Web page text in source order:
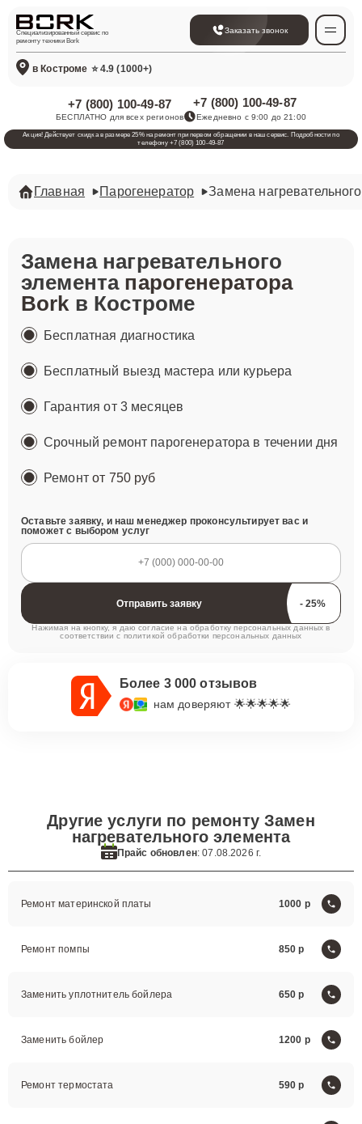
Специализированный сервис по
ремонту техники Bork
Заказать звонок
в Костроме ⭐ 4.9 (1000+)
+7 (800) 100-49-87
БЕСПЛАТНО для всех регионов
+7 (800) 100-49-87
Ежедневно с 9:00 до 21:00
Акция! Действует скидка в размере 25% на ремонт при первом обращении в наш сервис. Подробности по
телефону +7 (800) 100-49-87
Главная Парогенератор Замена
Замена нагревательного
элемента парогенератора
Borkв Костроме
Бесплатная диагностика
Бесплатный выезд мастера или курьера
Гарантия от 3 месяцев
Срочный ремонт парогенератора в течении дня
Ремонтот 750 руб
Оставьте заявку, и наш менеджер проконсультирует вас и
поможет с выбором услуг
Отправить заявку
Нажимая на кнопку, я даю согласие на обработку персональных данных в
соответствии с политикой обработки персональных данных
Более 3 000 отзывов
нам доверяют 🌟🌟🌟🌟🌟
Другие услуги по ремонту Замен
нагревательного элемента
Прайс обновлен: 07.08.2026 г.
Ремонт материнской платы 1000
Ремонт помпы 850
Заменить уплотнитель бойлера 650
Заменить бойлер 1200
Ремонт термостата 590